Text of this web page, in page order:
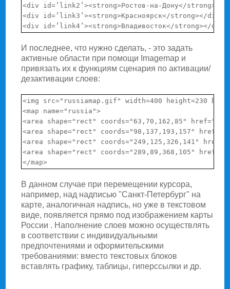
<div id=’link2’><strong>Ростов-на-Дону</strong></
<div id=’link3’><strong>Красноярск</strong></div>
И последнее, что нужно сделать, - это задать
активные области при помощи Imagemap и
привязать их к функциям сценария по активации/
дезактивации слоев:
<img src="russiamap.gif" width=400 height=230
<map name="russia">
<area shape="rect" coords="63,70,162,85"
<area shape="rect" coords="98,137,193,157"
<area shape="rect" coords="249,125,326,141"
<area shape="rect" coords="289,89,368,105"
В данном случае при перемещении курсора,
например, над надписью "Санкт-Петербург" на
карте, аналогичная надпись, но уже в текстовом
виде, появляется прямо под изображением карты
России . Наполнение слоев можно осуществлять
в соответствии с индивидуальными
предпочтениями и оформительскими
требованиями: вместо текстовых блоков
вставлять графику, таблицы, гиперссылки и др.